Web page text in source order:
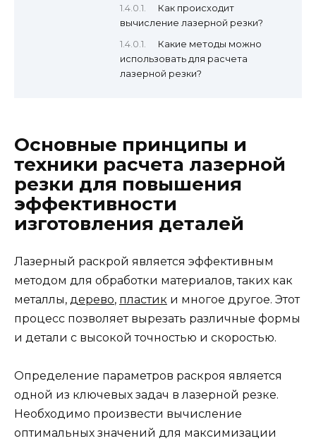
Как происходит
вычисление лазерной резки?
Какие методы можно
использовать для расчета
лазерной резки?
Основные принципы и
техники расчета лазерной
резки для повышения
эффективности
изготовления деталей
Лазерный раскрой является эффективным
методом для обработки материалов, таких как
металлы, дерево, пластик и многое другое. Этот
процесс позволяет вырезать различные формы
и детали с высокой точностью и скоростью.
Определение параметров раскроя является
одной из ключевых задач в лазерной резке.
Необходимо произвести вычисление
оптимальных значений для максимизации